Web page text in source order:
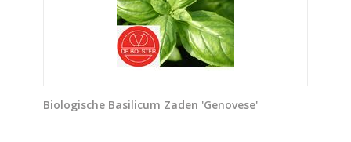
Biologische Basilicum Zaden 'Genovese'